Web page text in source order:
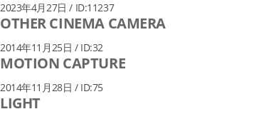
2023年4月27日 / ID:11237
OTHER CINEMA CAMERA
2014年11月25日 / ID:32
MOTION CAPTURE
2014年11月28日 / ID:75
LIGHT